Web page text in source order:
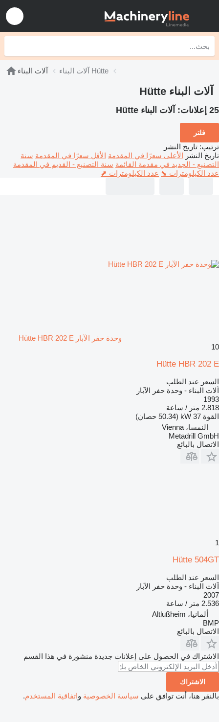
آلات البناء آلات البناء Hütte
آلات البناء Hütte
25 إعلانات: آلات البناء Hütte
فلتر
ترتيب: تاريخ النشر
تاريخ النشر الأعلى سعرًا في المقدمة الأقل سعرًا في المقدمة سنة
التصنيع - الجديد في مقدمة القائمة سنة التصنيع - القديم في المقدمة
عدد الكيلومترات ⬊ عدد الكيلومترات ⬈
وحدة حفر الآبار Hütte HBR 202 E
10
Hütte HBR 202 E
السعر عند الطلب
آلات البناء - وحدة حفر الآبار
1993
2.818 متر / ساعة
القوة 37 kW (50.34 حصان)
النمسا، Vienna
Metadrill GmbH
الاتصال بالبائع
1
Hütte 504GT
السعر عند الطلب
آلات البناء - وحدة حفر الآبار
2007
2.536 متر / ساعة
ألمانيا، Altlußheim
BMP
الاتصال بالبائع
الاشتراك في الحصول على إعلانات جديدة منشورة في هذا القسم
الاشتراك
بالنقر هنا، أنت توافق على سياسة الخصوصية واتفاقية المستخدم.